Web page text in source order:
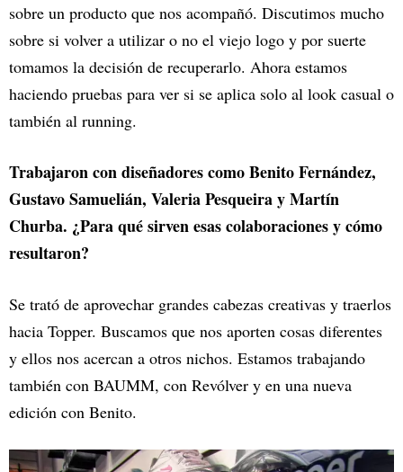
sobre un producto que nos acompañó. Discutimos mucho
sobre si volver a utilizar o no el viejo logo y por suerte
tomamos la decisión de recuperarlo. Ahora estamos
haciendo pruebas para ver si se aplica solo al look casual o
también al running.
Trabajaron con diseñadores como Benito Fernández,
Gustavo Samuelián, Valeria Pesqueira y Martín
Churba. ¿Para qué sirven esas colaboraciones y cómo
resultaron?
Se trató de aprovechar grandes cabezas creativas y traerlos
hacia Topper. Buscamos que nos aporten cosas diferentes
y ellos nos acercan a otros nichos. Estamos trabajando
también con BAUMM, con Revólver y en una nueva
edición con Benito.